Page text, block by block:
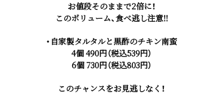
お値段そのままで2倍に！
このボリューム、食べ逃し注意‼
・自家製タルタルと黒酢のチキン南蛮
4個 490円（税込539円）
6個 730円（税込803円）
このチャンスをお見逃しなく！